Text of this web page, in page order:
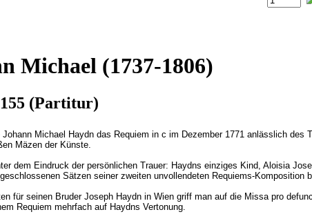
Michael (1737-1806)
(Partitur)
Michael Haydn das Requiem in c im Dezember 1771 anlässlich
Mäzen der Künste.
dem Eindruck der persönlichen Trauer: Haydns einziges Kind, Aloisia
Sätzen seiner zweiten unvollendeten Requiems-Komposition
für seinen Bruder Joseph Haydn in Wien griff man auf die Missa pro
Requiem mehrfach auf Haydns Vertonung.